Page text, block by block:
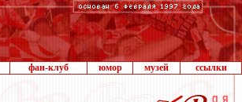
фан-клуб юмор музей ссылки